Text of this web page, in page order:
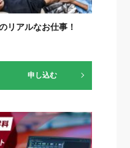
リアルなお仕事！
申し込む